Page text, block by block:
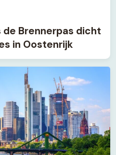
de Brennerpas dicht
in Oostenrijk